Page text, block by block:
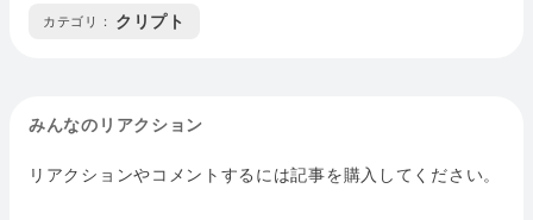
カテゴリ : クリプト
みんなのリアクション
リアクションやコメントするには記事を購入してください。